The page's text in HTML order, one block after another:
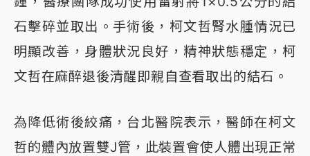
石擊碎並取出。手術後，柯文哲腎水腫情況已
明顯改善，身體狀況良好，精神狀態穩定，柯
文哲在麻醉退後清醒即親自查看取出的結石。
為降低術後絞痛，台北醫院表示，醫師在柯文
哲的體內放置雙J管，此裝置會使人體出現正常